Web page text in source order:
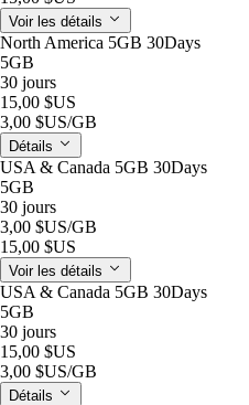
Voir les détails
North America 5GB 30Days
5GB
30 jours
15,00 $US
3,00 $US/GB
Détails
USA & Canada 5GB 30Days
5GB
30 jours
3,00 $US/GB
15,00 $US
Voir les détails
USA & Canada 5GB 30Days
5GB
30 jours
15,00 $US
3,00 $US/GB
Détails